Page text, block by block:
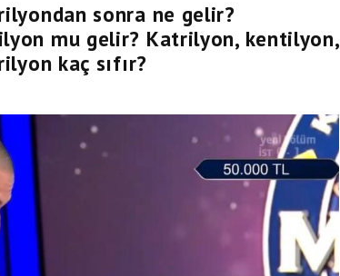
sonra ne gelir?
mu gelir? Katrilyon, kentilyon,
kaç sıfır?